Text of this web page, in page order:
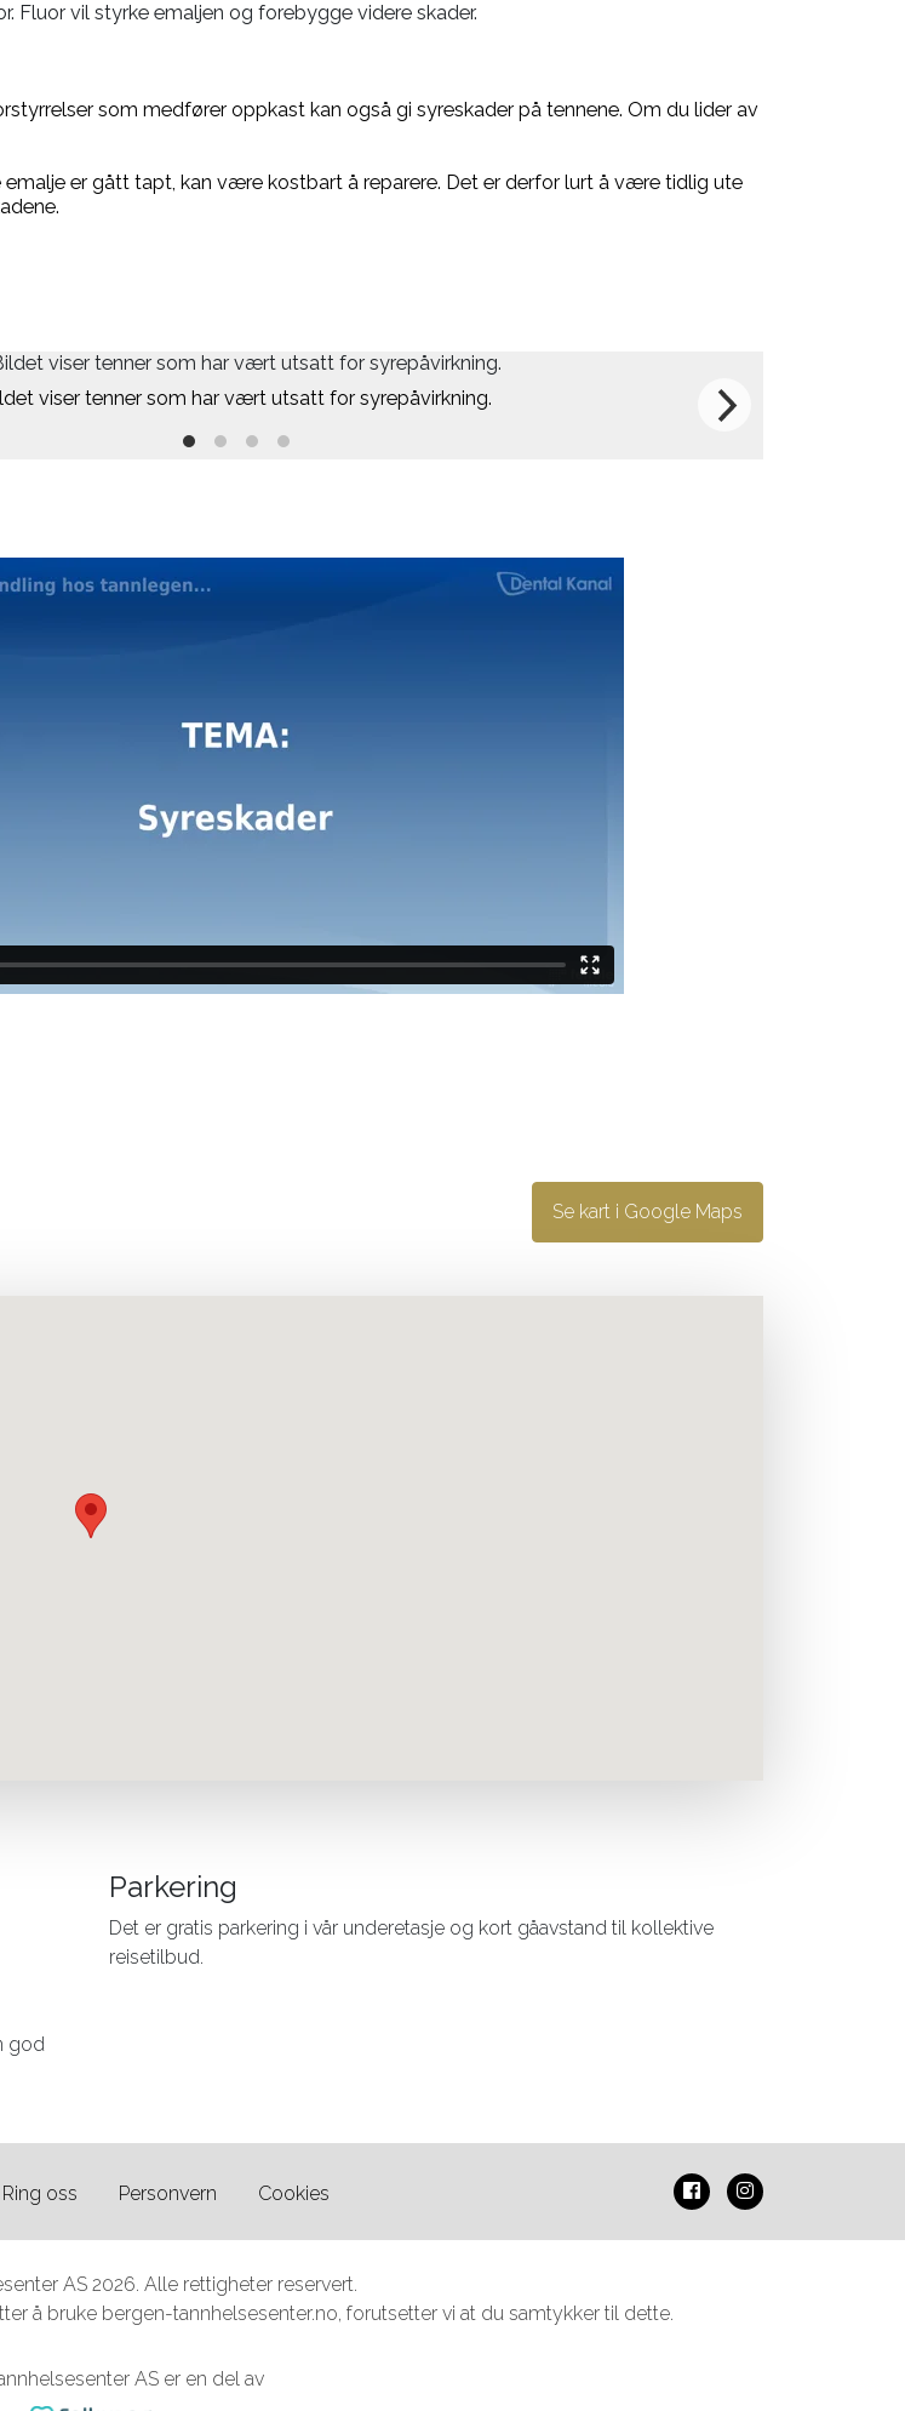
Fluor vil styrke emaljen og forebygge videre skader.
som medfører oppkast kan også gi syreskader på ten­nene. Om du lider av
er gått tapt, kan være kostbart å reparere. Det er derfor lurt å være tidlig ute
viser tenner som har vært utsatt for syrepåvirkning.
Se kart i Google Maps
god
Parkering
Det er gratis parkering i vår underetasje og kort gåavstand til kollektive
reisetilbud.
Ring oss Personvern Cookies
AS 2026. Alle rettigheter reservert.
å bruke bergen-tannhelsesenter.no, forutsetter vi at du samtykker til dette.
AS er en del av